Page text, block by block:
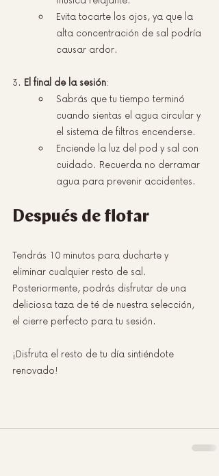
Evita tocarte los ojos, ya que la
alta concentración de sal podría
causar ardor.
3. El final de la sesión:
Sabrás que tu tiempo terminó
cuando sientas el agua circular y
el sistema de filtros encenderse.
Enciende la luz del pod y sal con
cuidado. Recuerda no derramar
agua para prevenir accidentes.
Después de flotar
Tendrás 10 minutos para ducharte y
eliminar cualquier resto de sal.
Posteriormente, podrás disfrutar de una
deliciosa taza de té de nuestra selección,
el cierre perfecto para tu sesión.
¡Disfruta el resto de tu día sintiéndote
renovado!